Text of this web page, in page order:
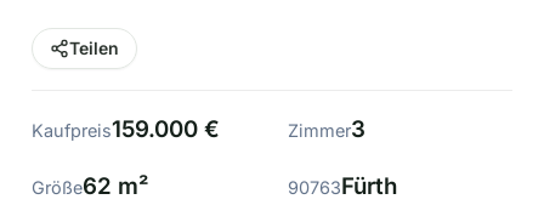
Teilen
Kaufpreis159.000 € Zimmer3
Größe62 m² 90763Fürth